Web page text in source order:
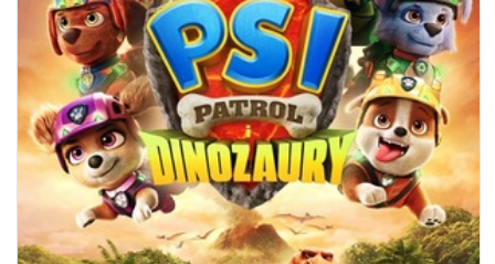
PSI PATROL I DINOZAURY
08.08.2026
13:00
14:45
16:30